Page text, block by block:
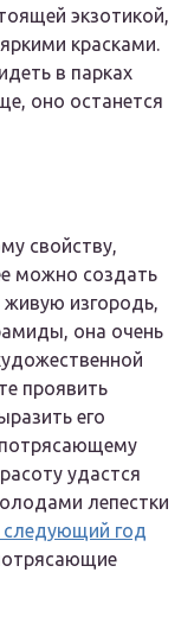
экзотикой,
красками.
в парках
оно останется
свойству,
можно создать
изгородь,
она очень
проявить
его
удастся
лепестки
следующий год